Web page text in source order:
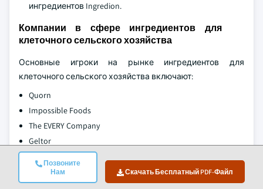
Позвоните
Нам
Скачать Бесплатный PDF-Файл
ингредиентов Ingredion.
Компании в сфере ингредиентов для
клеточного сельского хозяйства
Основные игроки на рынке ингредиентов для
клеточного сельского хозяйства включают:
Quorn
Impossible Foods
The EVERY Company
Geltor
Nature's Fynd
Bored Cow
Onego Bio